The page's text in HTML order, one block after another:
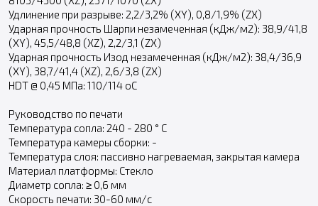
Удлинение при разрыве: 2,2/3,2% (XY), 0,8/1,9% (ZX)
Ударная прочность Шарпи незамеченная (кДж/м2): 38,9/41,8
(XY), 45,5/48,8 (XZ), 2,2/3,1 (ZX)
Ударная прочность Изод незамеченная (кДж/м2): 38,4/36,9
(XY), 38,7/41,4 (XZ), 2,6/3,8 (ZX)
HDT @ 0,45 МПа: 110/114 oC
Руководство по печати
Температура сопла: 240 - 280 ° C
Температура камеры сборки: -
Температура слоя: пассивно нагреваемая, закрытая камера
Материал платформы: Стекло
Диаметр сопла: ≥ 0,6 мм
Скорость печати: 30-60 мм/с